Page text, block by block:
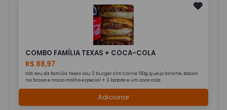
COMBO FAMÍLIA TEXAS + COCA-COLA
R$ 88,97
Olá sou da familia Texas vou 3 burger clm Carne 150g queijo lanche, bacon
na brasa e nosso molho especial + 3 batata e um coca cola
Adicionar